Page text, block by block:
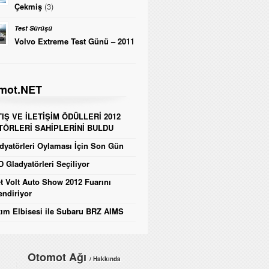
Çekmiş (3)
Test Sürüşü
Volvo Extreme Test Günü – 2011
VE İLETİŞİM ÖDÜLLERİ 2012
SAHİPLERİNİ BULDU
Oylaması İçin Son Gün
Gladyatörleri Seçiliyor
Volt Auto Show 2012 Fuarını
Elbisesi ile Subaru BRZ AIMS
Otomot Ağı / Hakkında